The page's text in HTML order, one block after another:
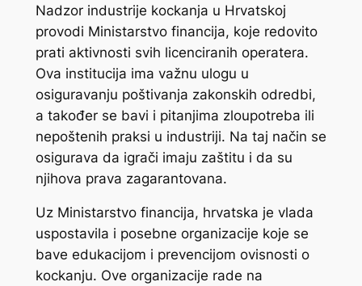
Nadzor industrije kockanja u Hrvatskoj
provodi Ministarstvo financija, koje redovito
prati aktivnosti svih licenciranih operatera.
Ova institucija ima važnu ulogu u
osiguravanju poštivanja zakonskih odredbi,
a također se bavi i pitanjima zloupotreba ili
nepoštenih praksi u industriji. Na taj način se
osigurava da igrači imaju zaštitu i da su
njihova prava zagarantovana.
Uz Ministarstvo financija, hrvatska je vlada
uspostavila i posebne organizacije koje se
bave edukacijom i prevencijom ovisnosti o
kockanju. Ove organizacije rade na